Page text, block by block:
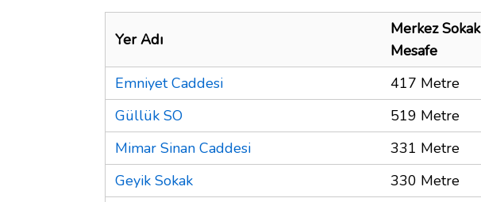
Yer Adı
Merkez Sokak
Mesafe
Emniyet Caddesi
417 Metre
Güllük SO
519 Metre
Mimar Sinan Caddesi
331 Metre
Geyik Sokak
330 Metre